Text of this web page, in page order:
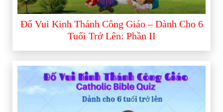
Đố Vui Kinh Thánh Công Giáo – Dành Cho 6
Tuổi Trở Lên: Phần II